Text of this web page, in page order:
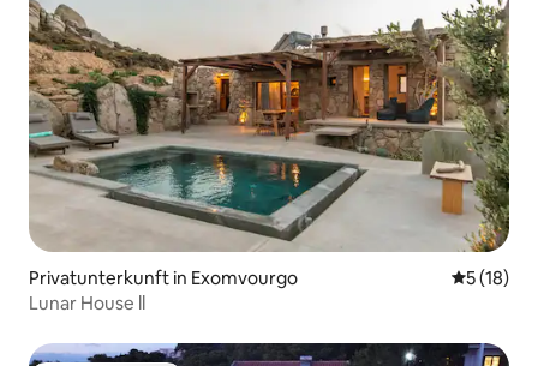
Privatunterkunft in Exomvourgo
5 (18)
Lunar House ll